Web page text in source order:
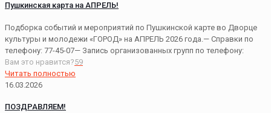
Пушкинская карта на АПРЕЛЬ!
Подборка событий и мероприятий по Пушкинской карте во Дворце
культуры и молодежи «ГОРОД» на АПРЕЛЬ 2026 года.— Справки по
телефону: 77-45-07— Запись организованных групп по телефону:
Вам это нравится?59
Читать полностью
16.03.2026
ПОЗДРАВЛЯЕМ!